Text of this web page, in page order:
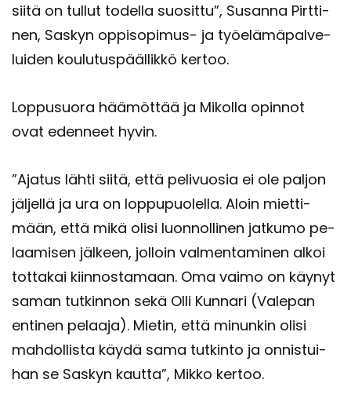
siitä on tul­lut to­del­la suo­sit­tu”, Susan­na Pirt­ti­
nen, Sas­kyn oppisopimus-​ ja työ­elä­mä­pal­ve­
lui­den kou­lu­tus­pääl­lik­kö ker­too.
Lop­pusuo­ra hää­möt­tää ja Mi­kol­la opin­not
ovat eden­neet hyvin.
”Aja­tus lähti siitä, että pe­li­vuo­sia ei ole pal­jon
jäl­jel­lä ja ura on lop­pu­puo­lel­la. Aloin miet­ti­
mään, että mikä olisi luon­nol­li­nen jat­ku­mo pe­
laa­mi­sen jäl­keen, jol­loin val­men­ta­mi­nen alkoi
tot­ta­kai kiin­nos­ta­maan. Oma vaimo on käy­nyt
saman tut­kin­non sekä Olli Kun­na­ri (Va­le­pan
en­ti­nen pe­laa­ja). Mie­tin, että mi­nun­kin olisi
mah­dol­lis­ta käydä sama tut­kin­to ja on­nis­tui­
han se Sas­kyn kaut­ta”, Mikko ker­too.